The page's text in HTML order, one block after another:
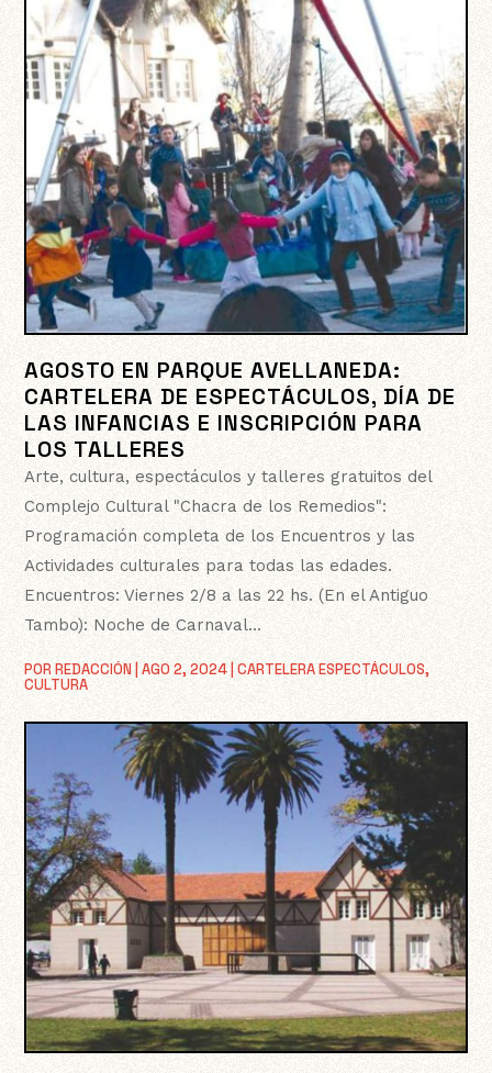
AGOSTO EN PARQUE AVELLANEDA:
CARTELERA DE ESPECTÁCULOS, DÍA DE
LAS INFANCIAS E INSCRIPCIÓN PARA
LOS TALLERES
PORREDACCIÓN |AGO 2, 2024 |CARTELERA ESPECTÁCULOS,
CULTURA
Arte, cultura, espectáculos y talleres gratuitos del
Complejo Cultural "Chacra de los Remedios":
Programación completa de los Encuentros y las
Actividades culturales para todas las edades.
Encuentros: Viernes 2/8 a las 22 hs. (En el Antiguo
Tambo): Noche de Carnaval...